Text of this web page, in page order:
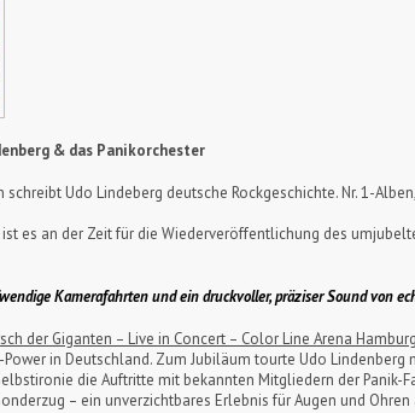
& das Panikorchester
schreibt Udo Lindeberg deutsche Rockgeschichte. Nr. 1-
es an der Zeit für die Wiederveröffentlichung des
Kamerafahrten und ein druckvoller, präziser Sound von
der Giganten – Live in Concert – Color Line Arena
Power in Deutschland. Zum Jubiläum tourte Udo
die Auftritte mit bekannten Mitgliedern der Panik-
– ein unverzichtbares Erlebnis für Augen und